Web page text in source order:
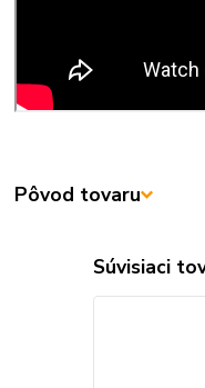
Pôvod tovaru
Súvisiaci